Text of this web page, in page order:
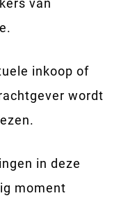
van
inkoop­ of
wordt
in deze
moment